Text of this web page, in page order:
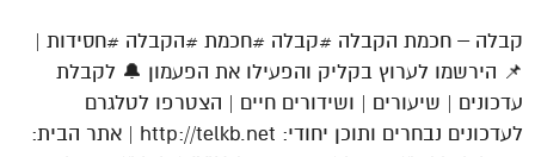
קבלה – חכמת הקבלה #קבלה #חכמת #הקבלה #חסידות |
📌 הירשמו לערוץ בקליק והפעילו את הפעמון 🔔 לקבלת
עדכונים | שיעורים | ושידורים חיים | הצטרפו לטלגרם
לעדכונים נבחרים ותוכן יחודי: http://telkb.net | אתר הבית: